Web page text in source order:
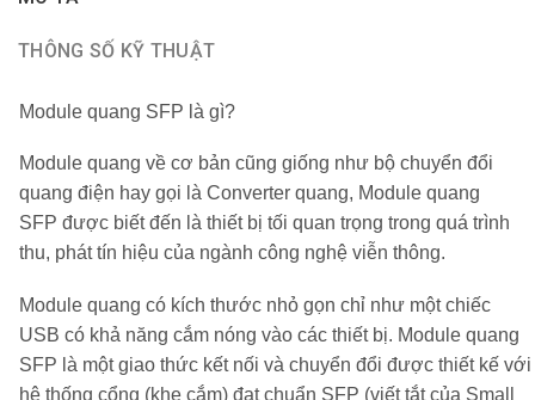
THÔNG SỐ KỸ THUẬT
Module quang SFP là gì?
Module quang về cơ bản cũng giống như bộ chuyển đổi
quang điện hay gọi là Converter quang, Module quang
SFP được biết đến là thiết bị tối quan trọng trong quá trình
thu, phát tín hiệu của ngành công nghệ viễn thông.
Module quang có kích thước nhỏ gọn chỉ như một chiếc
USB có khả năng cắm nóng vào các thiết bị. Module quang
SFP là một giao thức kết nối và chuyển đổi được thiết kế với
hệ thống cổng (khe cắm) đạt chuẩn SFP (viết tắt của Small